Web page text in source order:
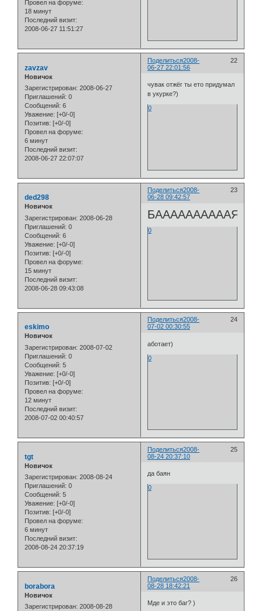
Провел на форуме:
18 минут
Последний визит:
2008-06-27 11:51:27
Поделиться 22
2008-
06-27 22:01:56
zavzav
Новичок
Зарегистрирован: 2008-06-27
Приглашений: 0
Сообщений: 6
Уважение: [+0/-0]
Позитив: [+0/-0]
Провел на форуме:
6 минут
Последний визит:
2008-06-27 22:07:07
чувак отжёг ты ето придумал
в укурке?)
0
Поделиться 23
2008-
06-28 09:42:57
ded298
Новичок
Зарегистрирован: 2008-06-28
Приглашений: 0
Сообщений: 6
Уважение: [+0/-0]
Позитив: [+0/-0]
Провел на форуме:
15 минут
Последний визит:
2008-06-28 09:43:08
0
Поделиться 24
2008-
07-02 00:30:55
eskimo
Новичок
Зарегистрирован: 2008-07-02
Приглашений: 0
Сообщений: 5
Уважение: [+0/-0]
Позитив: [+0/-0]
Провел на форуме:
12 минут
Последний визит:
2008-07-02 00:40:57
аботает)
0
Поделиться 25
2008-
08-24 20:37:10
tgt
Новичок
Зарегистрирован: 2008-08-24
Приглашений: 0
Сообщений: 5
Уважение: [+0/-0]
Позитив: [+0/-0]
Провел на форуме:
6 минут
Последний визит:
2008-08-24 20:37:19
да баян
0
Поделиться 26
2008-
08-28 18:42:21
borabora
Новичок
Зарегистрирован: 2008-08-28
Мде и это баг? )